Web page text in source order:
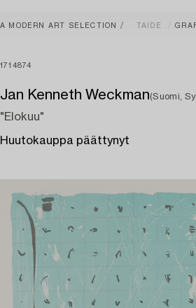
A MODERN ART SELECTION TAIDE
1714874
Jan Kenneth Weckman(Suomi,
"Elokuu"
Huutokauppa päättynyt